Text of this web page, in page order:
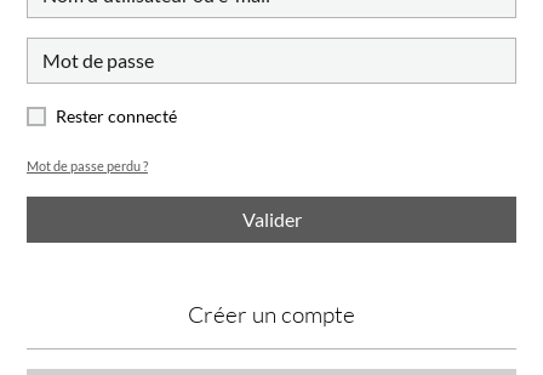
Rester connecté
Mot de passe perdu ?
Valider
Créer un compte